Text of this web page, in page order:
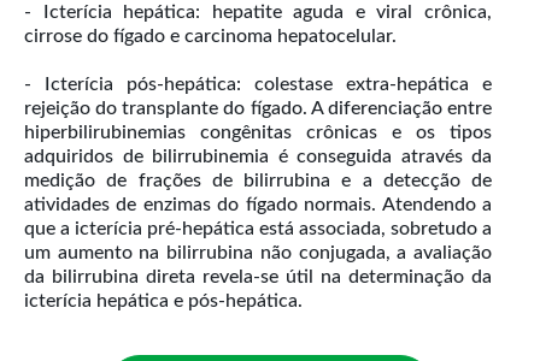
- Icterícia hepática: hepatite aguda e viral crônica,
cirrose do fígado e carcinoma hepatocelular.
- Icterícia pós-hepática: colestase extra-hepática e
rejeição do transplante do fígado. A diferenciação entre
hiperbilirubinemias congênitas crônicas e os tipos
adquiridos de bilirrubinemia é conseguida através da
medição de frações de bilirrubina e a detecção de
atividades de enzimas do fígado normais. Atendendo a
que a icterícia pré-hepática está associada, sobretudo a
um aumento na bilirrubina não conjugada, a avaliação
da bilirrubina direta revela-se útil na determinação da